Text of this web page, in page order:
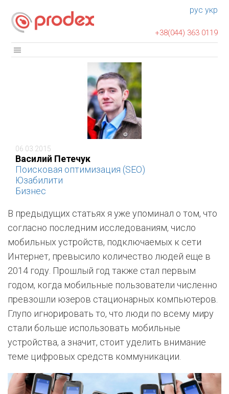
рус укр
+38(044) 363 0119
06 03 2015
Василий Петечук
Поисковая оптимизация (SEO)
Юзабилити
Бизнес
В предыдущих статьях я уже упоминал о том, что
согласно последним исследованиям, число
мобильных устройств, подключаемых к сети
Интернет, превысило количество людей еще в
2014 году. Прошлый год также стал первым
годом, когда мобильные пользователи численно
превзошли юзеров стационарных компьютеров.
Глупо игнорировать то, что люди по всему миру
стали больше использовать мобильные
устройства, а значит, стоит уделить внимание
теме цифровых средств коммуникации.